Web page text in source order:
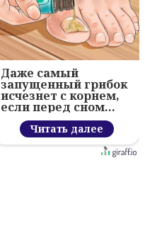
Даже самый
запущенный грибок
исчезнет с корнем,
если перед сном…
Читать далее